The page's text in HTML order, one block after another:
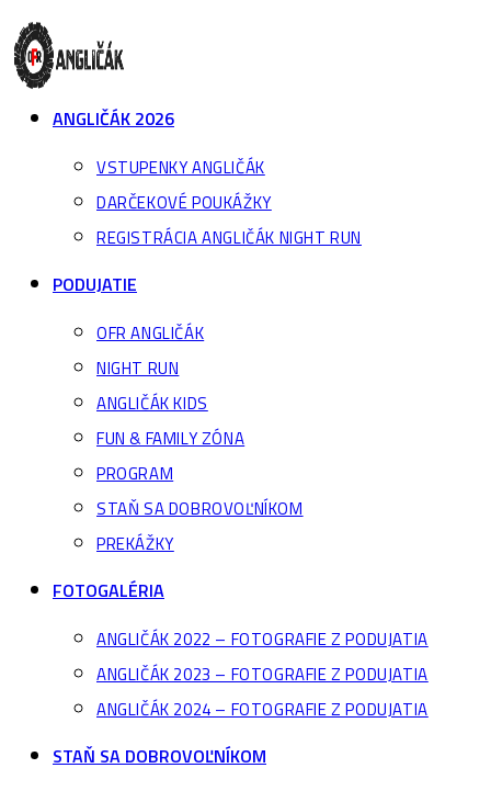
Skip
to
content
ANGLIČÁK 2026
VSTUPENKY ANGLIČÁK
DARČEKOVÉ POUKÁŽKY
REGISTRÁCIA ANGLIČÁK NIGHT RUN
PODUJATIE
OFR ANGLIČÁK
NIGHT RUN
ANGLIČÁK KIDS
FUN & FAMILY ZÓNA
PROGRAM
STAŇ SA DOBROVOĽNÍKOM
PREKÁŽKY
FOTOGALÉRIA
ANGLIČÁK 2022 – FOTOGRAFIE Z PODUJATIA
ANGLIČÁK 2023 – FOTOGRAFIE Z PODUJATIA
ANGLIČÁK 2024 – FOTOGRAFIE Z PODUJATIA
STAŇ SA DOBROVOĽNÍKOM